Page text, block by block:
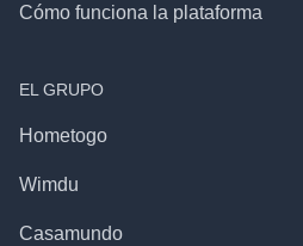
Cómo funciona la plataforma
EL GRUPO
Hometogo
Wimdu
Casamundo